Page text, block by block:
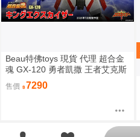
Beau特佛toys 現貨 代理 超合金
魂 GX-120 勇者凱撒 王者艾克斯
凱撒 0209
售價 7290